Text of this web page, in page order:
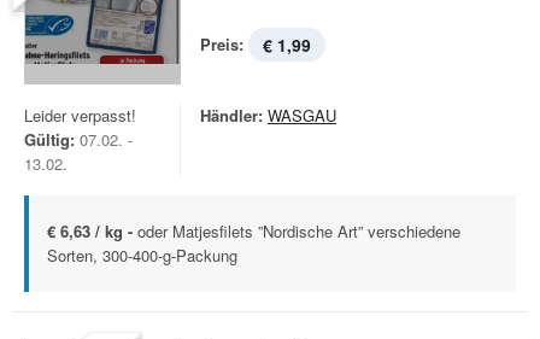
Preis: € 1,99
Leider verpasst!
Gültig: 07.02. -
13.02.
Händler: WASGAU
€ 6,63 / kg - oder Matjesfilets ”Nordische Art” verschiedene
Sorten, 300-400-g-Packung